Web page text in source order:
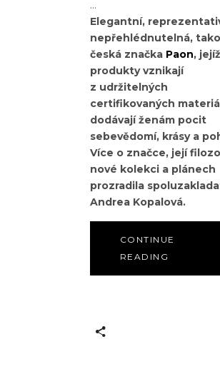
Elegantní,
nepřehlédnutelná,
česká značka Paon, jejíž
produkty vznikají
z udržitelných
certifikovaných
dodávají ženám pocit
sebevědomí, krásy a
Více o značce, její
nové kolekci a plánech
prozradila
Andrea Kopalová.
CONTINUE
READING